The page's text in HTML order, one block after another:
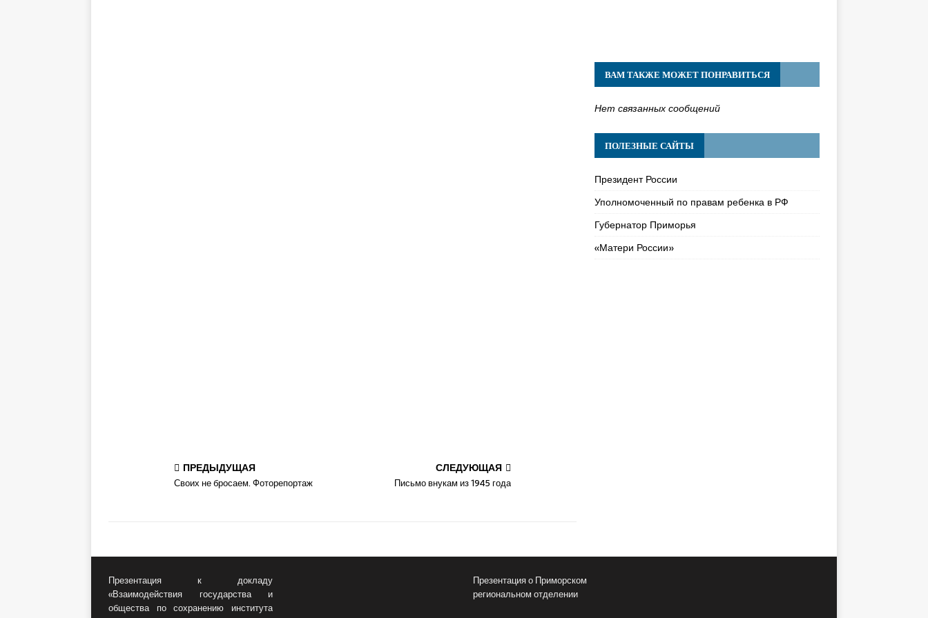
ПРЕДЫДУЩАЯ
Своих не бросаем. Фоторепортаж
СЛЕДУЮЩАЯ
Письмо внукам из 1945 года
ВАМ ТАКЖЕ МОЖЕТ ПОНРАВИТЬСЯ
Нет связанных сообщений
ПОЛЕЗНЫЕ САЙТЫ
Президент России
Уполномоченный по правам ребенка в РФ
Губернатор Приморья
«Матери России»
Презентация к докладу
«Взаимодействия государства и
общества по сохранению института
Презентация о Приморском
региональном отделении